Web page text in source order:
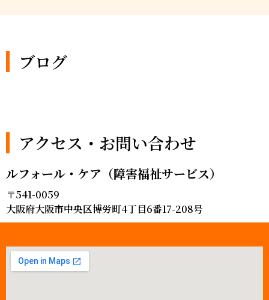
ブログ
アクセス・お問い合わせ
ルフォール・ケア（障害福祉サービス）
〒541-0059
大阪府大阪市中央区博労町4丁目6番17-208号